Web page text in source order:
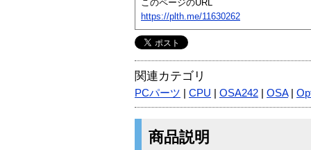
このページのURL
https://plth.me/11630262
関連カテゴリ
PCパーツ CPU OSA242 OSA|
商品説明